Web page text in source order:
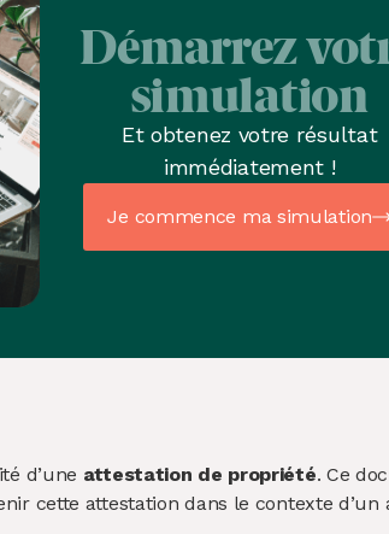
Démarrez
simulation
Et obtenez votre résultat
immédiatement !
Je commence ma simulation
d’une attestation de propriété. Ce
cette attestation dans le contexte d’un